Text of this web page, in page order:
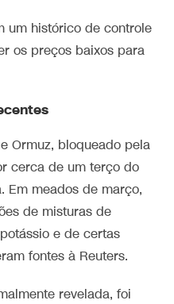
um histórico de controle
os preços baixos para
Ormuz, bloqueado pela
cerca de um terço do
Em meados de março,
de misturas de
e de certas
fontes à Reuters.
revelada, foi